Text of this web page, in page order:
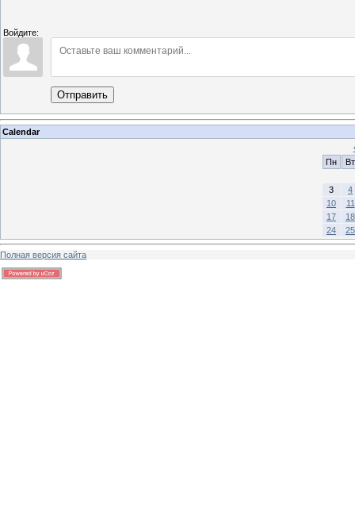
Войдите:
Отправить
Calendar
Пн
Вт
3
4
10
11
17
18
24
25
Полная версия сайта